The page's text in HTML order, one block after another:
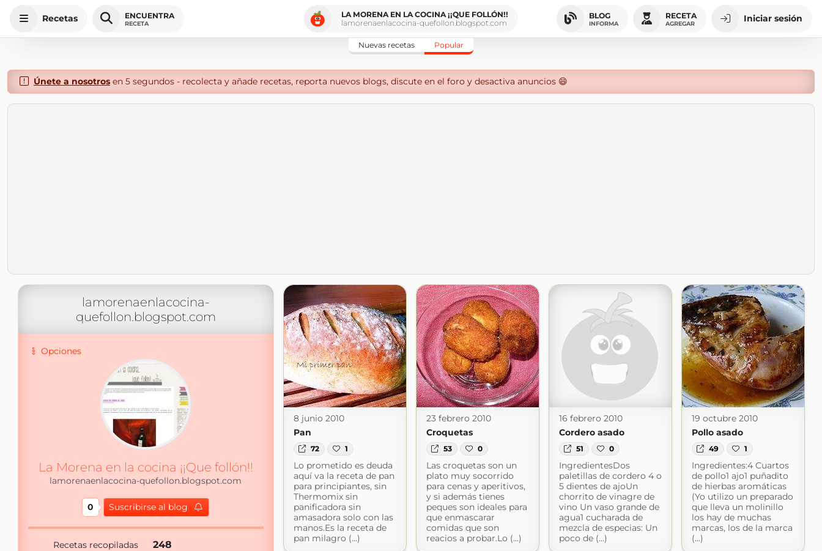
Recetas ENCUENTRA
RECETA
LA MORENA EN LA COCINA ¡¡QUE FOLLÓN!!
lamorenaenlacocina-quefollon.blogspot.com
BLOG
INFORMA
RECETA
AGREGAR Iniciar sesión
Nuevas recetas Popular
Únete a nosotrosen 5 segundos - recolecta y añade recetas, reporta nuevos blogs, discute en el foro y desactiva anuncios 😄
lamorenaenlacocina-
quefollon.blogspot.com
Opciones
La Morena en la cocina ¡¡Que follón!!
lamorenaenlacocina-quefollon.blogspot.com
0 Suscribirse al blog
Recetas recopiladas 248
8 junio 2010
Pan
72 1
Lo prometido es deuda
aquí va la receta de pan
para principiantes, sin
Thermomix sin
panificadora sin
amasadora solo con las
manos.Es la receta de
pan milagro (...)
23 febrero 2010
Croquetas
53 0
Las croquetas son un
plato muy socorrido
para cenas y aperitivos,
y si además tienes
peques son ideales para
que enmascarar
comidas que son
reacios a probar.Lo (...)
16 febrero 2010
Cordero asado
51 0
IngredientesDos
paletillas de cordero 4 o
5 dientes de ajoUn
chorrito de vinagre de
vino Un vaso grande de
agua1 cucharada de
mezcla de especias: Un
poco de (...)
19 octubre 2010
Pollo asado
49 1
Ingredientes:4 Cuartos
de pollo1 ajo1 puñadito
de hierbas aromáticas
(Yo utilizo un preparado
que lleva un molinillo
los hay de muchas
marcas, los de la marca
(...)